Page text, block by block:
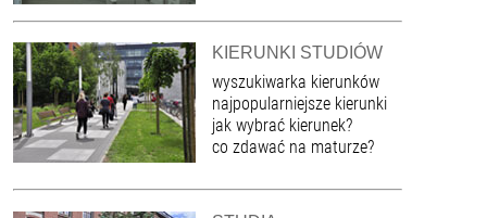
KIERUNKI STUDIÓW
wyszukiwarka kierunków
najpopularniejsze kierunki
jak wybrać kierunek?
co zdawać na maturze?